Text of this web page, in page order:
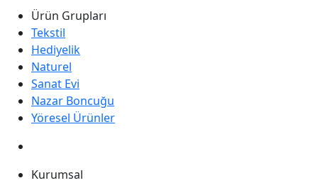
Ürün Grupları
Tekstil
Hediyelik
Naturel
Sanat Evi
Nazar Boncuğu
Yöresel Ürünler
Kurumsal